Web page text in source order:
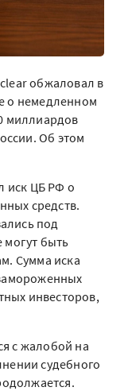
обжаловал в
о немедленном
миллиардов
Об этом
иск ЦБ РФ о
средств.
под
быть
Сумма иска
инвесторов,
с жалобой на
судебного